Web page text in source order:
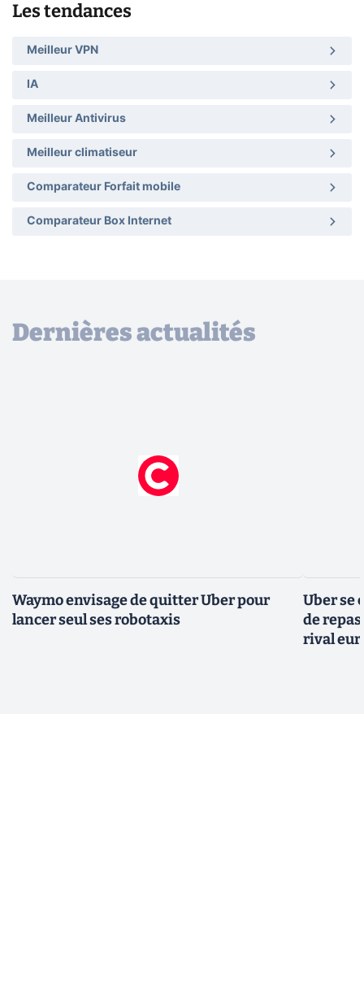
Les tendances
Meilleur VPN
IA
Meilleur Antivirus
Meilleur climatiseur
Comparateur Forfait mobile
Comparateur Box Internet
Dernières actualités
Waymo envisage de quitter Uber pour
lancer seul ses robotaxis
Uber se
de
rival